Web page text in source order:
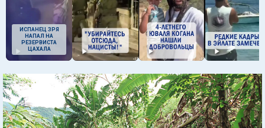
ИСПАНЕЦ ЗРЯ
НАПАЛ НА
РЕЗЕРВИСТА
ЦАХАЛА